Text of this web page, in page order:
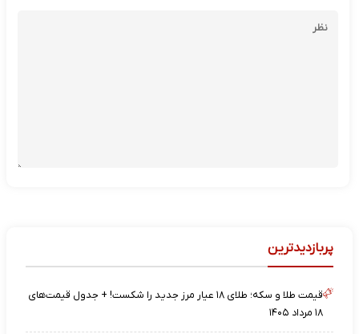
پربازدیدترین
قیمت طلا و سکه؛ طلای ۱۸ عیار مرز جدید را شکست! + جدول قیمت‌های
۱۸ مرداد ۱۴۰۵